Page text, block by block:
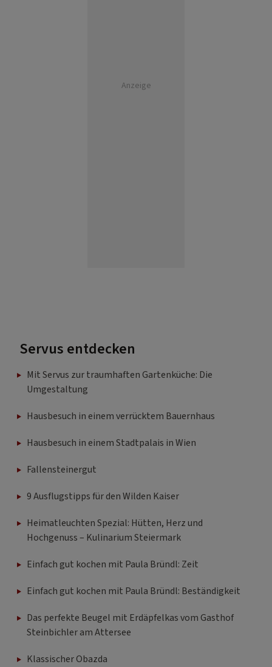
Anzeige
Servus entdecken
Mit Servus zur traumhaften Gartenküche: Die
Umgestaltung
Hausbesuch in einem verrücktem Bauernhaus
Hausbesuch in einem Stadtpalais in Wien
Fallensteinergut
9 Ausflugstipps für den Wilden Kaiser
Heimatleuchten Spezial: Hütten, Herz und
Hochgenuss – Kulinarium Steiermark
Einfach gut kochen mit Paula Bründl: Zeit
Einfach gut kochen mit Paula Bründl: Beständigkeit
Das perfekte Beugel mit Erdäpfelkas vom Gasthof
Steinbichler am Attersee
Klassischer Obazda